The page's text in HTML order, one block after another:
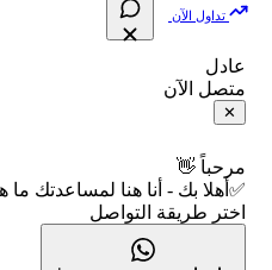
فلتر الأسهم الشرعي
📋 جميع الأسهم
🕌 الأسهم الحلال
📈 حاسبة عائد التداول
📊 حاسبة الربح التراكمي
🧮 حاسبة متوسط سعر
📅 التقويم الاقتصادي
الإبلاغ عن شركة نصابة
شروط الاستخدام
سياسة الخصوصية
تداول الآن
عادل
متصل الآن
✕
مرحباً 👋
✅أهلا بك - أنا هنا لمساعدتك
اختر طريقة التواصل